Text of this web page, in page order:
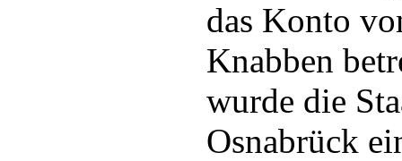
das Konto
Knabben
wurde die
Osnabrück